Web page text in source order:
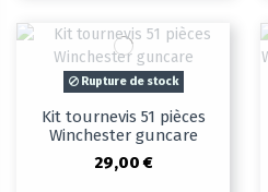
Rupture de stock
Kit tournevis 51 pièces
Winchester guncare
29,00 €